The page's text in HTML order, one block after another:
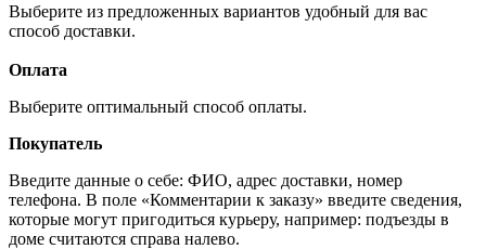
Выберите из предложенных вариантов удобный для вас
способ доставки.
Оплата
Выберите оптимальный способ оплаты.
Покупатель
Введите данные о себе: ФИО, адрес доставки, номер
телефона. В поле «Комментарии к заказу» введите сведения,
которые могут пригодиться курьеру, например: подъезды в
доме считаются справа налево.